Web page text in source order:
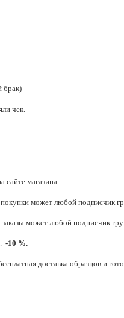
брак)
чек.
магазина.
может любой подписчик
может любой подписчик
-10 %.
доставка образцов и